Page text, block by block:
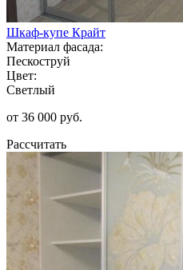
Шкаф-купе Крайт
Материал фасада:
Пескоструй
Цвет:
Светлый
от 36 000 руб.
Рассчитать